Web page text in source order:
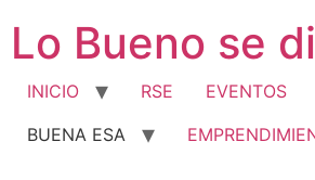
contenido
Lo Bueno se
INICIO RSE EVENTOS
BUENA ESA